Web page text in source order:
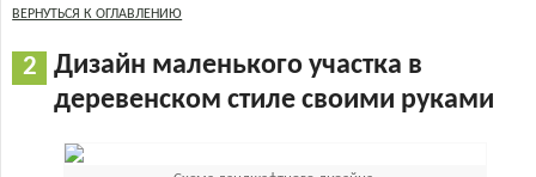
ВЕРНУТЬСЯ К ОГЛАВЛЕНИЮ
Дизайн маленького участка в
деревенском стиле своими руками